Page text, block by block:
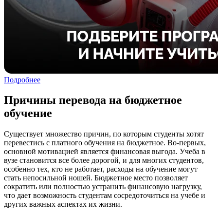
Подробнее
Причины перевода на бюджетное
обучение
Существует множество причин, по которым студенты хотят
перевестись с платного обучения на бюджетное. Во-первых,
основной мотивацией является финансовая выгода. Учеба в
вузе становится все более дорогой, и для многих студентов,
особенно тех, кто не работает, расходы на обучение могут
стать непосильной ношей. Бюджетное место позволяет
сократить или полностью устранить финансовую нагрузку,
что дает возможность студентам сосредоточиться на учебе и
других важных аспектах их жизни.